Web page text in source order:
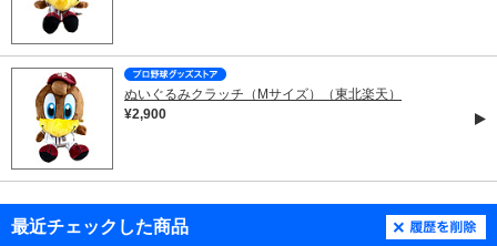
ぬいぐるみクラッチ（Mサイズ）（東北楽天）
¥2,900
最近チェックした商品